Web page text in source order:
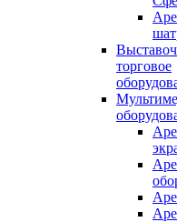
торговое